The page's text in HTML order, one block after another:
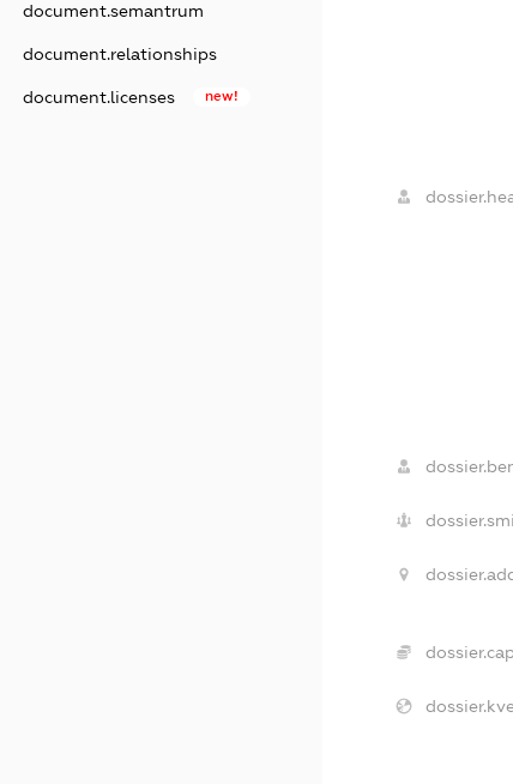
document.semantrum
document.relationships
document.licenses new!